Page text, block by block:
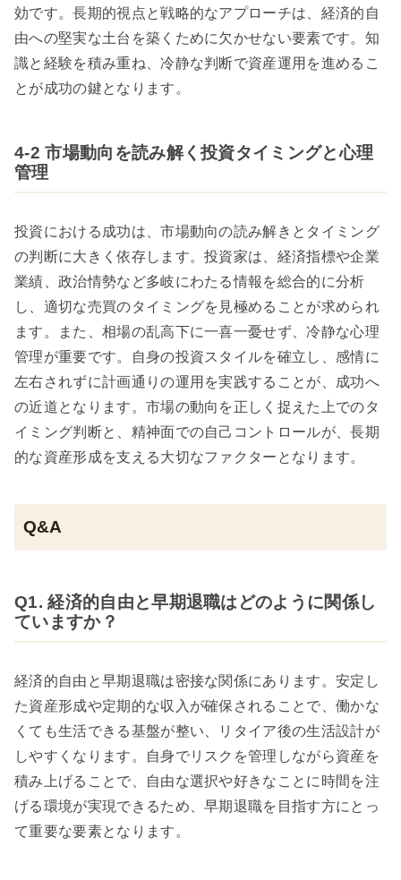
効です。長期的視点と戦略的なアプローチは、経済的自
由への堅実な土台を築くために欠かせない要素です。知
識と経験を積み重ね、冷静な判断で資産運用を進めるこ
とが成功の鍵となります。
4-2 市場動向を読み解く投資タイミングと心理
管理
投資における成功は、市場動向の読み解きとタイミング
の判断に大きく依存します。投資家は、経済指標や企業
業績、政治情勢など多岐にわたる情報を総合的に分析
し、適切な売買のタイミングを見極めることが求められ
ます。また、相場の乱高下に一喜一憂せず、冷静な心理
管理が重要です。自身の投資スタイルを確立し、感情に
左右されずに計画通りの運用を実践することが、成功へ
の近道となります。市場の動向を正しく捉えた上でのタ
イミング判断と、精神面での自己コントロールが、長期
的な資産形成を支える大切なファクターとなります。
Q&A
Q1. 経済的自由と早期退職はどのように関係し
ていますか？
経済的自由と早期退職は密接な関係にあります。安定し
た資産形成や定期的な収入が確保されることで、働かな
くても生活できる基盤が整い、リタイア後の生活設計が
しやすくなります。自身でリスクを管理しながら資産を
積み上げることで、自由な選択や好きなことに時間を注
げる環境が実現できるため、早期退職を目指す方にとっ
て重要な要素となります。